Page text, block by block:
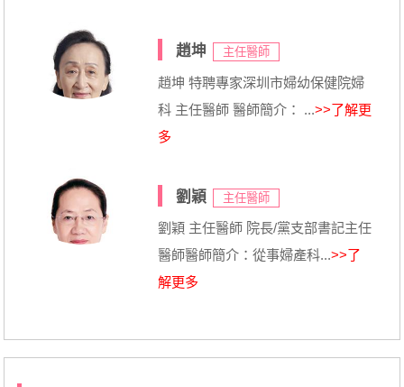
趙坤 主任醫師
趙坤 特聘專家深圳市婦幼保健院婦
科 主任醫師 醫師簡介： ...>>了解更
多
劉穎 主任醫師
劉穎 主任醫師 院長/黨支部書記主任
醫師醫師簡介：從事婦產科...>>了
解更多